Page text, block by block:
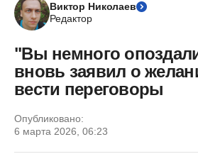
Виктор Николаев
Редактор
"Вы немного
вновь заявил о
вести переговоры
Опубликовано:
6 марта 2026, 06:23